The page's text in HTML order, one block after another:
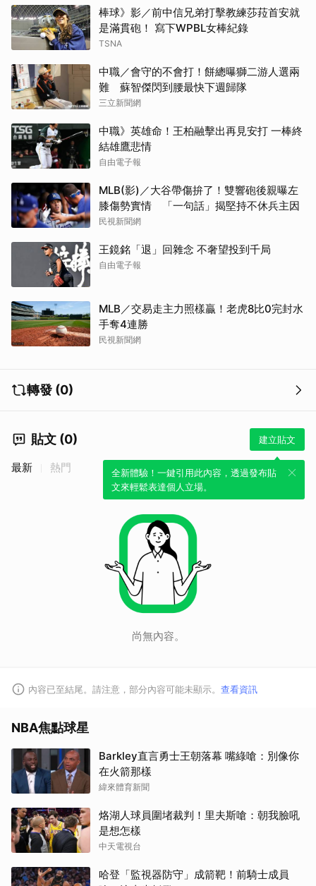
棒球》影／前中信兄弟打擊教練莎菈首安就
是滿貫砲！ 寫下WPBL女棒紀錄
TSNA
中職／會守的不會打！餅總曝獅二游人選兩
難 蘇智傑閃到腰最快下週歸隊
三立新聞網
中職》英雄命！王柏融擊出再見安打 一棒終
結雄鷹悲情
自由電子報
MLB(影)／大谷帶傷拚了！雙響砲後親曝左
膝傷勢實情 「一句話」揭堅持不休兵主因
民視新聞網
王鏡銘「退」回雜念 不奢望投到千局
自由電子報
MLB／交易走主力照樣贏！老虎8比0完封水
手奪4連勝
民視新聞網
轉發 (0)
貼文 (0) 建立貼文
全新體驗！一鍵引用此內容，透過發布貼
文來輕鬆表達個人立場。
最新 熱門
尚無內容。
內容已至結尾。請注意，部分內容可能未顯示。 查看資訊
NBA焦點球星
Barkley直言勇士王朝落幕 嘴綠嗆：別像你
在火箭那樣
緯來體育新聞
烙湖人球員圍堵裁判！里夫斯嗆：朝我臉吼
是想怎樣
中天電視台
哈登「監視器防守」成箭靶！前騎士成員
取消